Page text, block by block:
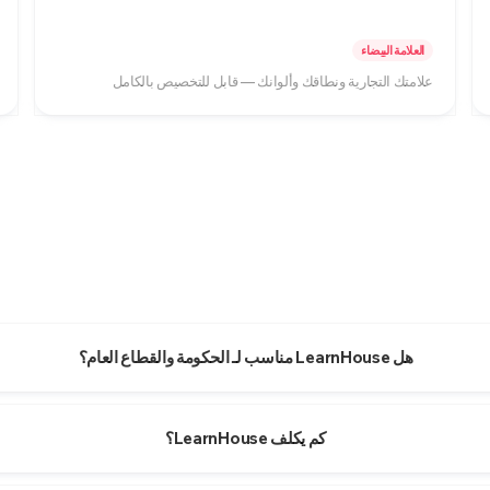
العلامة البيضاء
علامتك التجارية ونطاقك وألوانك — قابل للتخصيص بالكامل
هل LearnHouse مناسب لـ الحكومة والقطاع العام؟
كم يكلف LearnHouse؟